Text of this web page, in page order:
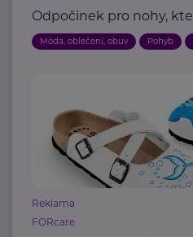
Odpočinek pro nohy,
Móda, oblečení, obuv Pohyb
Reklama
FORcare